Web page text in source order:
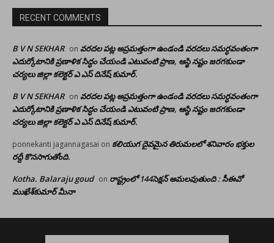
RECENT COMMENTS
B V N SEKHAR on వరదల పట్ల అప్రమత్తంగా ఉండండి వరదలు సమర్ధవంతంగా
ఎదుర్కోటానికి ప్రణాళిక సిద్ధం చేయండి ఎటువంటి ప్రాణ, ఆస్థి నష్టం జరగకుండా
చర్యలు జిల్లా కలెక్టర్ ఎ ఎస్ దినేష్ కుమార్.
B V N SEKHAR on వరదల పట్ల అప్రమత్తంగా ఉండండి వరదలు సమర్ధవంతంగా
ఎదుర్కోటానికి ప్రణాళిక సిద్ధం చేయండి ఎటువంటి ప్రాణ, ఆస్థి నష్టం జరగకుండా
చర్యలు జిల్లా కలెక్టర్ ఎ ఎస్ దినేష్ కుమార్.
ponnekanti jagannagasai on కలియుగ దైవమైన తిరుమలలో శనివారం భక్తుల
రద్దీ కొనసాగుతోంది.
Kotha. Balaraju goud on రాష్ట్రంలో 144సెక్షన్ అమలవుతుంది : సీఈవో
ముఖేశ్‌కుమార్‌ మీనా